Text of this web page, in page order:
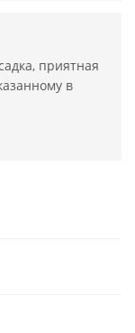
приятная
в